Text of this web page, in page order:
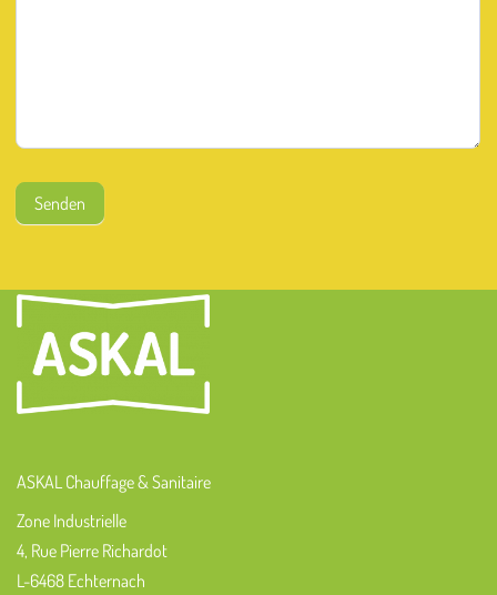
Senden
ASKAL Chauffage & Sanitaire
Zone Industrielle
4, Rue Pierre Richardot
L-6468 Echternach